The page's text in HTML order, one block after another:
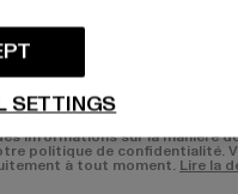
S'INSCRIRE
informations sur la manière
politique de confidentialité.
à tout moment. Lire la
SETTINGS